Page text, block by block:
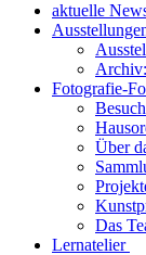
aktuelle
Fotografie-
Über
Das
Lernatelier